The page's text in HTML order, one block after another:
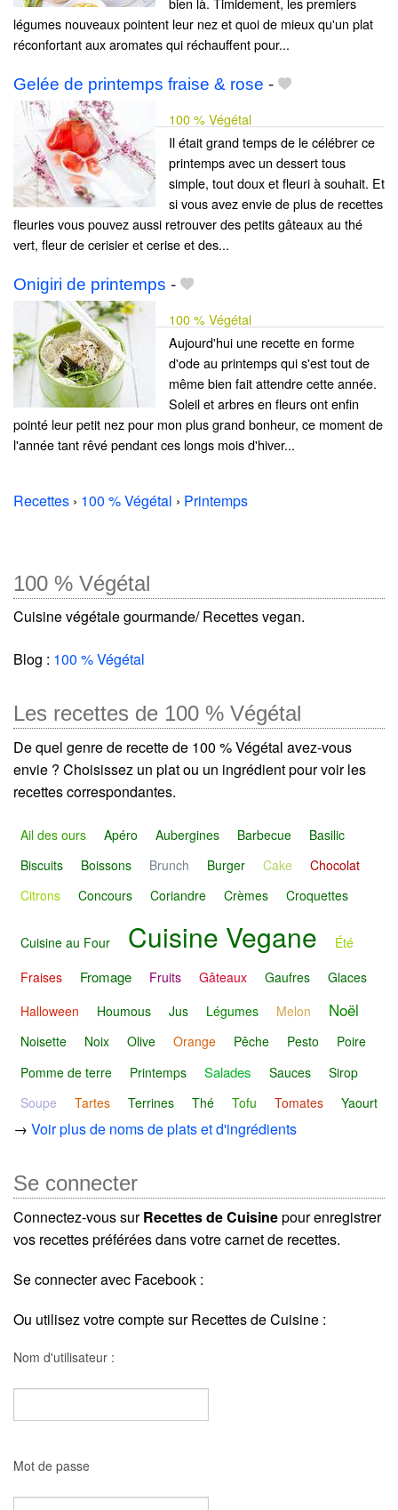
légumes nouveaux pointent leur nez et quoi de mieux qu'un plat
réconfortant aux aromates qui réchauffent pour...
Gelée de printemps fraise & rose -
100 % Végétal
Il était grand temps de le célébrer ce
printemps avec un dessert tous
simple, tout doux et fleuri à souhait. Et
si vous avez envie de plus de recettes
fleuries vous pouvez aussi retrouver des petits gâteaux au thé
vert, fleur de cerisier et cerise et des...
Onigiri de printemps -
100 % Végétal
Aujourd'hui une recette en forme
d'ode au printemps qui s'est tout de
même bien fait attendre cette année.
Soleil et arbres en fleurs ont enfin
pointé leur petit nez pour mon plus grand bonheur, ce moment de
l'année tant rêvé pendant ces longs mois d'hiver...
Recettes › 100 % Végétal › Printemps
100 % Végétal
Cuisine végétale gourmande/ Recettes vegan.
Blog : 100 % Végétal
Les recettes de 100 % Végétal
De quel genre de recette de 100 % Végétal avez-vous
envie ? Choisissez un plat ou un ingrédient pour voir les
recettes correspondantes.
Ail des ours Apéro Aubergines Barbecue
Basilic
Biscuits
Boissons Brunch Burger Cake
Chocolat
Citrons
Concours Coriandre Crèmes Croquettes
Cuisine au Four Cuisine Vegane
Été
Fraises
Fromage Fruits Gâteaux Gaufres
Glaces
Halloween
Houmous Jus Légumes Melon Noël
Noisette Noix Olive Orange Pêche Pesto
Poire
Pomme de terre
Printemps Salades Sauces
Sirop
Soupe
Tartes Terrines Thé Tofu Tomates Yaourt
→ Voir plus de noms de plats et d'ingrédients
Se connecter
Connectez-vous surRecettes de Cuisinepour enregistrer
vos recettes préférées dans votre carnet de recettes.
Se connecter avec Facebook :
Ou utilisez votre compte sur Recettes de Cuisine :
Nom d'utilisateur :
Mot de passe